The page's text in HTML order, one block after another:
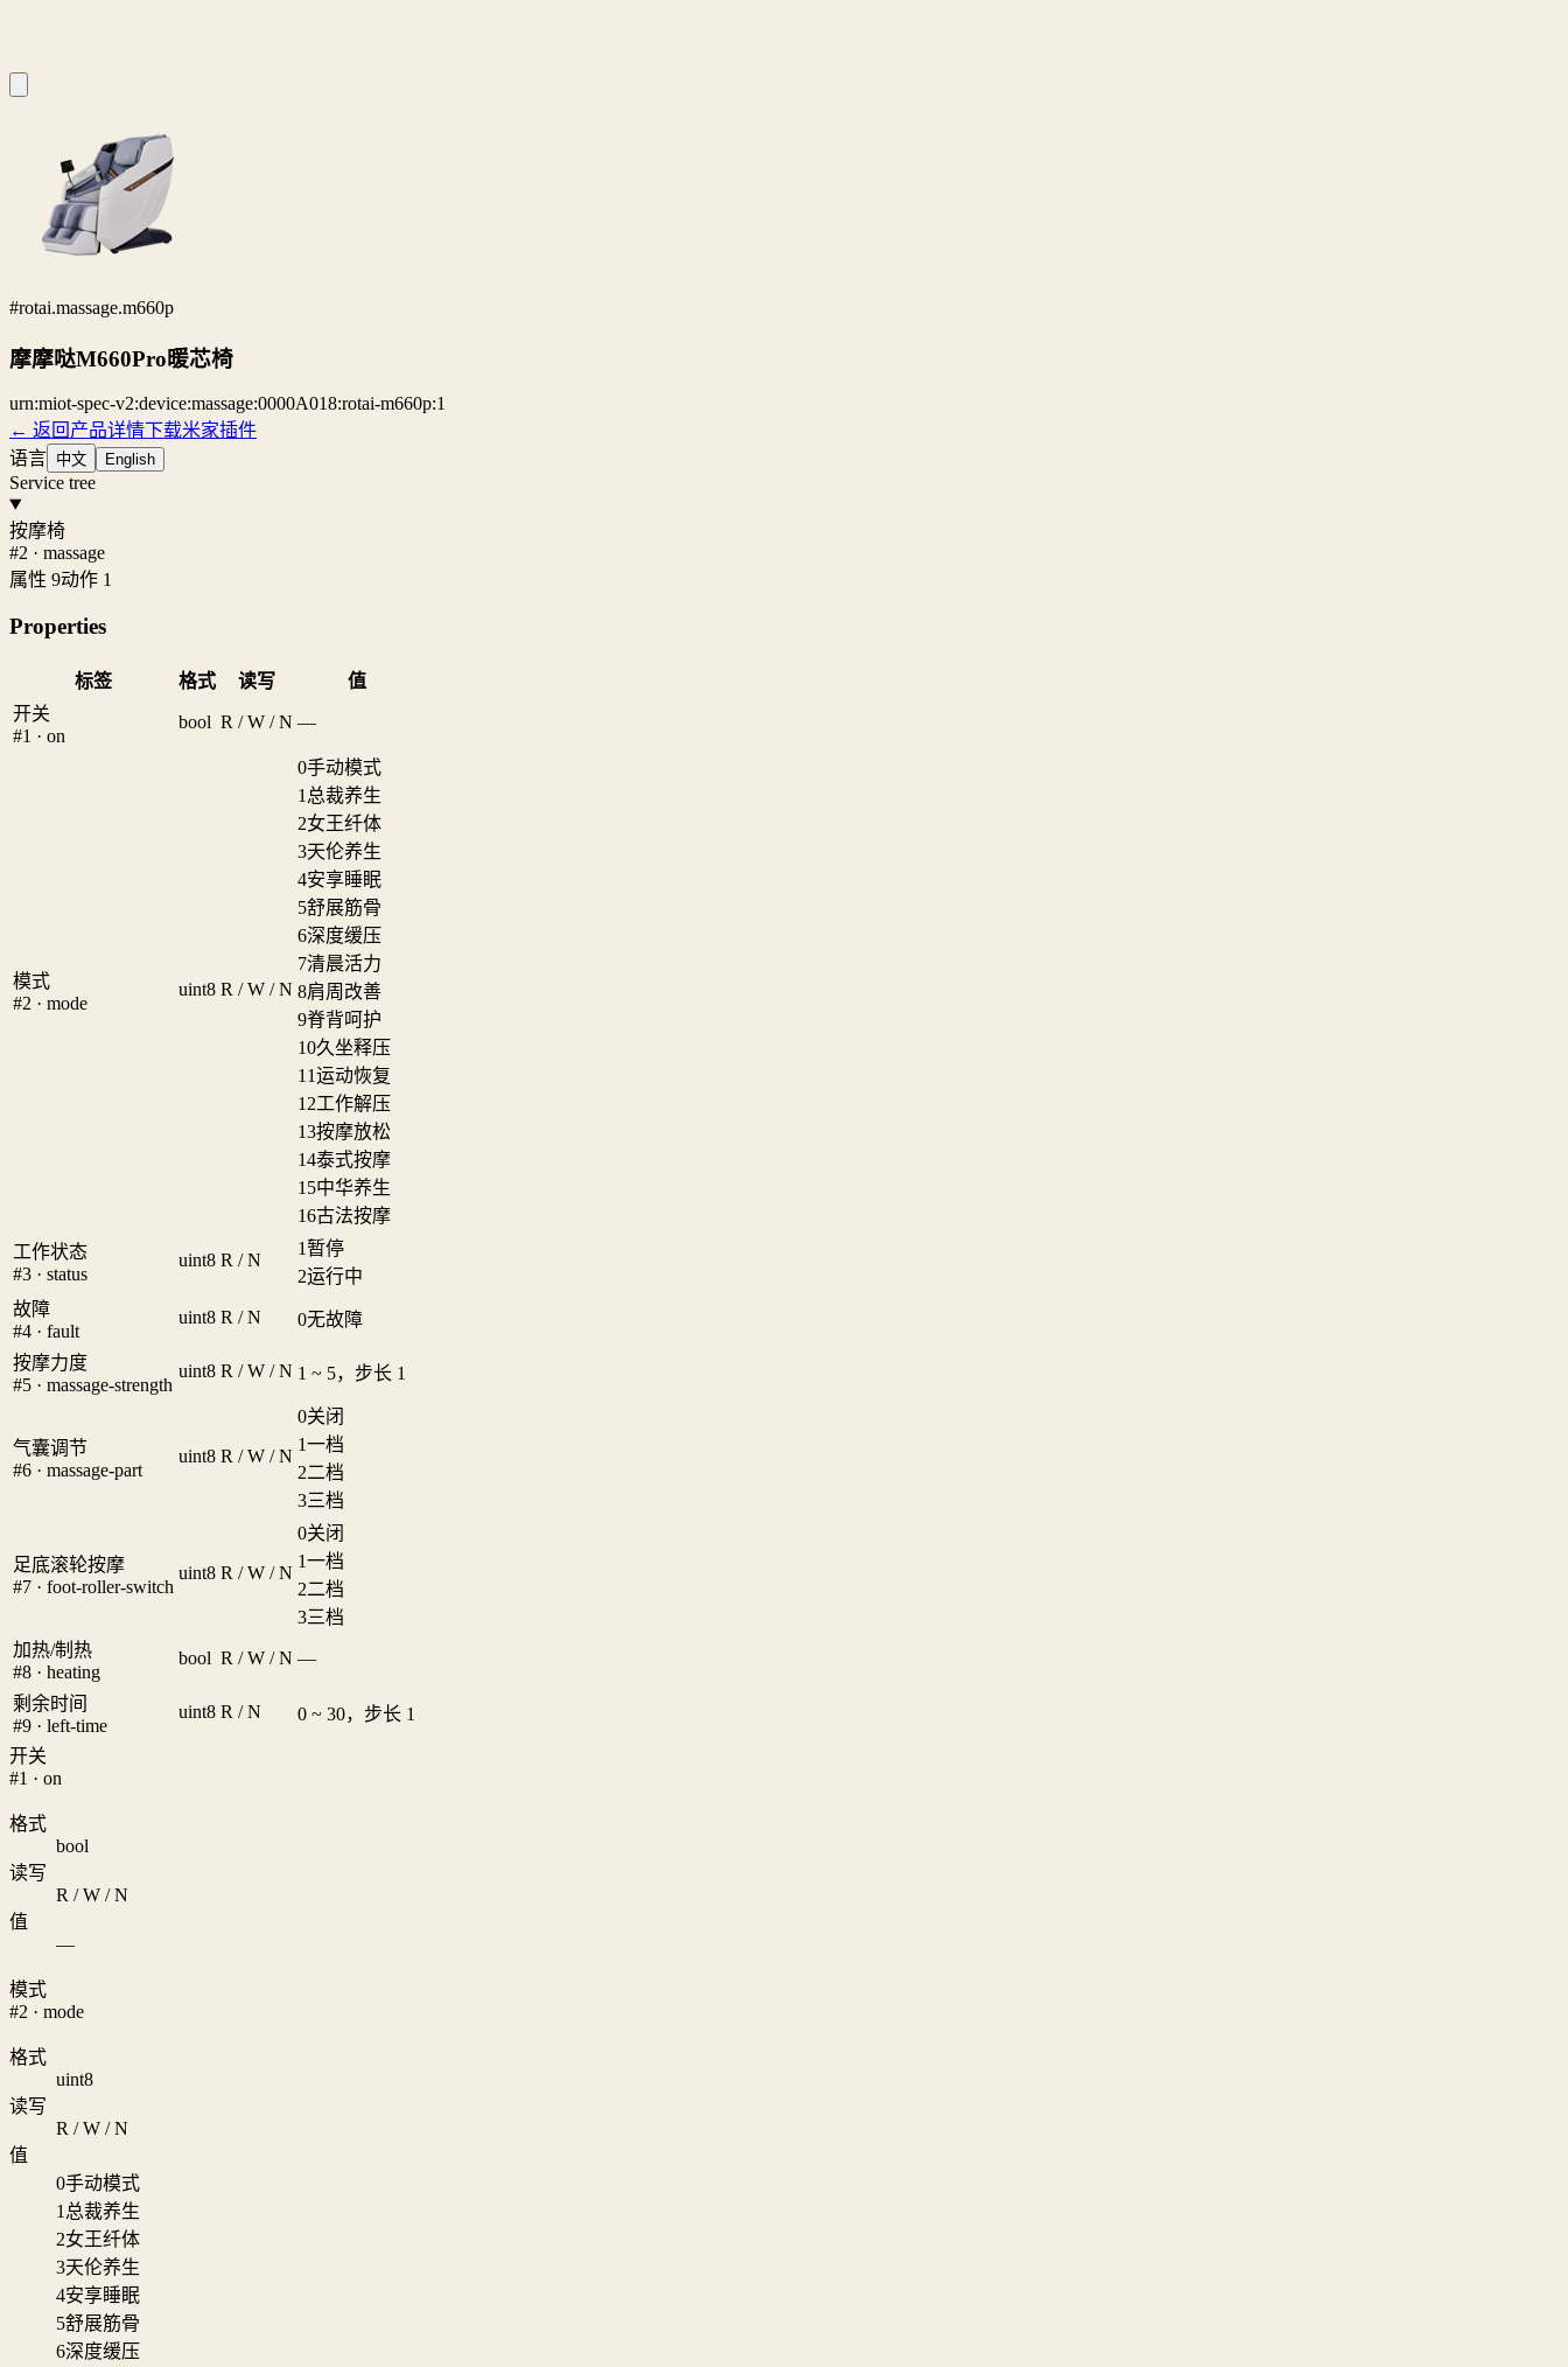
#rotai.massage.m660p
摩摩哒M660Pro暖芯椅
urn:miot-spec-v2:device:massage:0000A018:rotai-m660p:1
← 返回产品详情下载米家插件
语言 中文 English
Service tree
按摩椅
#2 · massage
属性 9动作 1
Properties
标签 格式 读写
值
开关
#1 · on
bool R / W / N —
模式
#2 · mode
uint8 R / W / N
0手动模式
1 总裁养生
2女王纤体
3天伦养生
4安享睡眠
5舒展筋骨
6深度缓压
7清晨活力
8肩周改善
9脊背呵护
10久坐释压
11运动恢复
12工作解压
13按摩放松
14泰式按摩
15中华养生
16古法按摩
工作状态
#3 · status
uint8 R / N
1 暂停
2运行中
故障
#4 · fault
uint8 R / N 0无故障
按摩力度
#5 · massage-strength
uint8 R / W / N 1 ~ 5，步长 1
气囊调节
#6 · massage-part
uint8 R / W / N
0关闭
1一档
2二档
3三档
足底滚轮按摩
#7 · foot-roller-switch
uint8 R / W / N
0关闭
1一档
2二档
3三档
加热/制热
#8 · heating
bool R / W / N —
剩余时间
#9 · left-time
uint8 R / N 0 ~ 30，步长 1
开关
#1 · on
格式
bool
读写
R / W / N
值
—
模式
#2 · mode
格式
uint8
读写
R / W / N
值
0手动模式
1 总裁养生
2女王纤体
3天伦养生
4安享睡眠
5舒展筋骨
6深度缓压